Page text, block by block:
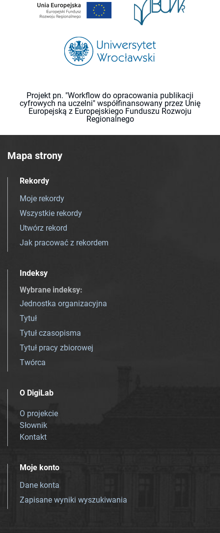
Projekt pn. "Workflow do opracowania publikacji
cyfrowych na uczelni" współfinansowany przez Unię
Europejską z Europejskiego Funduszu Rozwoju
Regionalnego
Mapa strony
Rekordy
Moje rekordy
Wszystkie rekordy
Utwórz rekord
Jak pracować z rekordem
Indeksy
Wybrane indeksy:
Jednostka organizacyjna
Tytuł
Tytuł czasopisma
Tytuł pracy zbiorowej
Twórca
O DigiLab
O projekcie
Słownik
Kontakt
Moje konto
Dane konta
Zapisane wyniki wyszukiwania